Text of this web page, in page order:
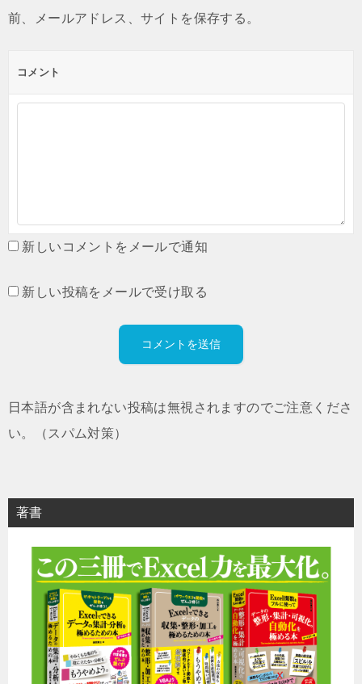
前、メールアドレス、サイトを保存する。
コメント
新しいコメントをメールで通知
新しい投稿をメールで受け取る
日本語が含まれない投稿は無視されますのでご注意くださ
い。（スパム対策）
著書